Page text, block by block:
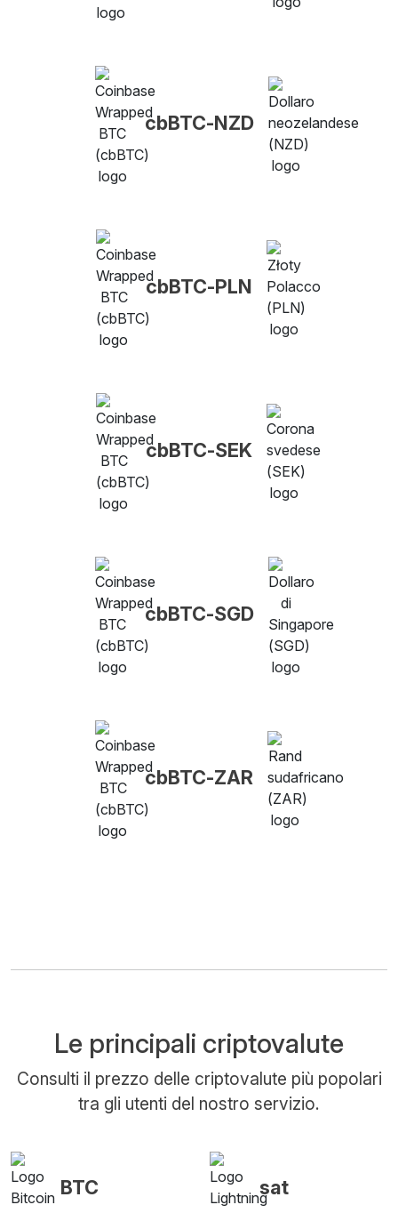
cbBTC-NZD
cbBTC-PLN
cbBTC-SEK
cbBTC-SGD
cbBTC-ZAR
Le principali criptovalute
Consulti il prezzo delle criptovalute più popolari
tra gli utenti del nostro servizio.
BTC sat